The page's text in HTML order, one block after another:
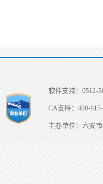
软件支持：0512-
CA支持：400-
主办单位：六安